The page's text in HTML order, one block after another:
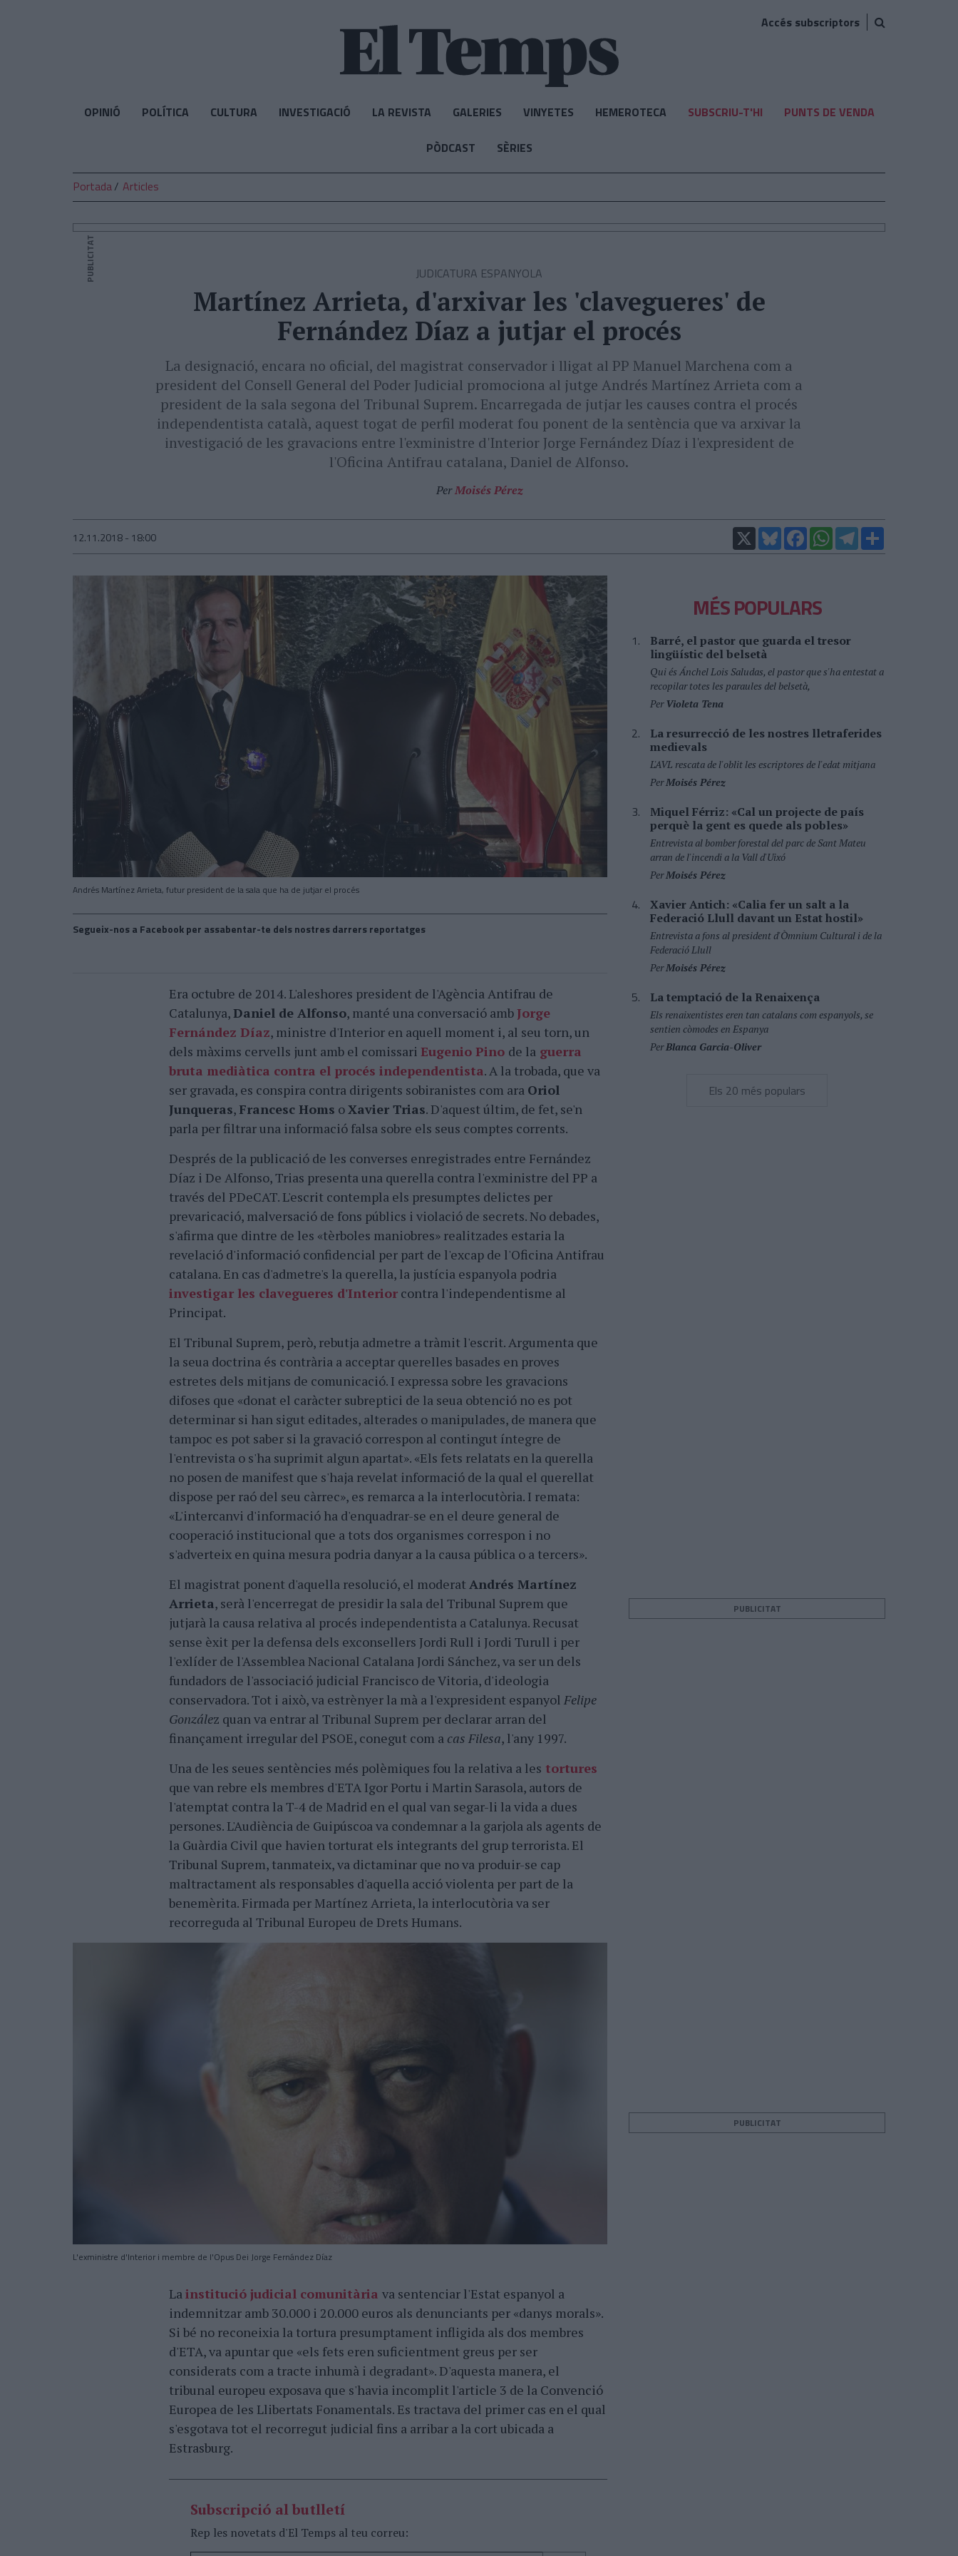
Accés subscriptors
OPINIÓ POLÍTICA CULTURA INVESTIGACIÓ LA REVISTA GALERIES VINYETES HEMEROTECA SUBSCRIU-T'HI PUNTS DE VENDA
PÒDCAST SÈRIES
Portada Articles
PUBLICITAT JUDICATURA ESPANYOLA
Martínez Arrieta, d'arxivar les 'clavegueres' de
Fernández Díaz a jutjar el procés
La designació, encara no oficial, del magistrat conservador i lligat al PP Manuel Marchena com a
president del Consell General del Poder Judicial promociona al jutge Andrés Martínez Arrieta com a
president de la sala segona del Tribunal Suprem. Encarregada de jutjar les causes contra el procés
independentista català, aquest togat de perfil moderat fou ponent de la sentència que va arxivar la
investigació de les gravacions entre l'exministre d'Interior Jorge Fernández Díaz i l'expresident de
l'Oficina Antifrau catalana, Daniel de Alfonso.
PerMoisés Pérez
12.11.2018 - 18:00 X BlueskyFacebookWhatsAppTelegram
Andrés Martínez Arrieta, futur president de la sala que ha de jutjar el procés
Segueix-nos a Facebook per assabentar-te dels nostres darrers reportatges
Era octubre de 2014. L'aleshores president de l'Agència Antifrau de
Catalunya,Daniel de Alfonso, manté una conversació ambJorge
Fernández Díaz, ministre d'Interior en aquell moment i, al seu torn, un
dels màxims cervells junt amb el comissari Eugenio Pino de la guerra
bruta mediàtica contra el procés independentista. A la trobada, que va
ser gravada, es conspira contra dirigents sobiranistes com ara Oriol
Junqueras, Francesc Homs oXavier Trias. D'aquest últim, de fet, se'n
parla per filtrar una informació falsa sobre els seus comptes corrents.
Després de la publicació de les converses enregistrades entre Fernández
Díaz i De Alfonso, Trias presenta una querella contra l'exministre del PP a
través del PDeCAT. L'escrit contempla els presumptes delictes per
prevaricació, malversació de fons públics i violació de secrets. No debades,
s'afirma que dintre de les «tèrboles maniobres» realitzades estaria la
revelació d'informació confidencial per part de l'excap de l'Oficina Antifrau
catalana. En cas d'admetre's la querella, la justícia espanyola podria
investigar les clavegueres d'Interior contra l'independentisme al
Principat.
El Tribunal Suprem, però, rebutja admetre a tràmit l'escrit. Argumenta que
la seua doctrina és contrària a acceptar querelles basades en proves
estretes dels mitjans de comunicació. I expressa sobre les gravacions
difoses que «donat el caràcter subreptici de la seua obtenció no es pot
determinar si han sigut editades, alterades o manipulades, de manera que
tampoc es pot saber si la gravació correspon al contingut íntegre de
l'entrevista o s'ha suprimit algun apartat». «Els fets relatats en la querella
no posen de manifest que s'haja revelat informació de la qual el querellat
dispose per raó del seu càrrec», es remarca a la interlocutòria. I remata:
«L'intercanvi d'informació ha d'enquadrar-se en el deure general de
cooperació institucional que a tots dos organismes correspon i no
s'adverteix en quina mesura podria danyar a la causa pública o a tercers».
El magistrat ponent d'aquella resolució, el moderat Andrés Martínez
Arrieta, serà l'encerregat de presidir la sala del Tribunal Suprem que
jutjarà la causa relativa al procés independentista a Catalunya. Recusat
sense èxit per la defensa dels exconsellers Jordi Rull i Jordi Turull i per
l'exlíder de l'Assemblea Nacional Catalana Jordi Sánchez, va ser un dels
fundadors de l'associació judicial Francisco de Vitoria, d'ideologia
conservadora. Tot i això, va estrènyer la mà a l'expresident espanyol Felipe
González quan va entrar al Tribunal Suprem per declarar arran del
finançament irregular del PSOE, conegut com a cas Filesa, l'any 1997.
Una de les seues sentències més polèmiques fou la relativa a les tortures
que van rebre els membres d'ETA Igor Portu i Martin Sarasola, autors de
l'atemptat contra la T-4 de Madrid en el qual van segar-li la vida a dues
persones. L'Audiència de Guipúscoa va condemnar a la garjola als agents de
la Guàrdia Civil que havien torturat els integrants del grup terrorista. El
Tribunal Suprem, tanmateix, va dictaminar que no va produir-se cap
maltractament als responsables d'aquella acció violenta per part de la
benemèrita. Firmada per Martínez Arrieta, la interlocutòria va ser
recorreguda al Tribunal Europeu de Drets Humans.
L'exministre d'Interior i membre de l'Opus Dei Jorge Fernández Díaz
Lainstitució judicial comunitària va sentenciar l'Estat espanyol a
indemnitzar amb 30.000 i 20.000 euros als denunciants per «danys morals».
Si bé no reconeixia la tortura presumptament infligida als dos membres
d'ETA, va apuntar que «els fets eren suficientment greus per ser
considerats com a tracte inhumà i degradant». D'aquesta manera, el
tribunal europeu exposava que s'havia incomplit l'article 3 de la Convenció
Europea de les Llibertats Fonamentals. Es tractava del primer cas en el qual
s'esgotava tot el recorregut judicial fins a arribar a la cort ubicada a
Estrasburg.
Subscripció al butlletí
Rep les novetats d'El Temps al teu correu:
MÉS POPULARS
Barré, el pastor que guarda el tresor
lingüístic del belsetà
Qui és Ánchel Lois Saludas, el pastor que s'ha entestat a
recopilar totes les paraules del belsetà,
PerVioleta Tena
La resurrecció de les nostres lletraferides
medievals
L'AVL rescata de l'oblit les escriptores de l'edat mitjana
PerMoisés Pérez
Miquel Férriz: «Cal un projecte de país
perquè la gent es quede als pobles»
Entrevista al bomber forestal del parc de Sant Mateu
arran de l'incendi a la Vall d'Uixó
PerMoisés Pérez
Xavier Antich: «Calia fer un salt a la
Federació Llull davant un Estat hostil»
Entrevista a fons al president d'Òmnium Cultural i de la
Federació Llull
PerMoisés Pérez
La temptació de la Renaixença
Els renaixentistes eren tan catalans com espanyols, se
sentien còmodes en Espanya
PerBlanca Garcia-Oliver
Els 20 més populars
PUBLICITAT
PUBLICITAT